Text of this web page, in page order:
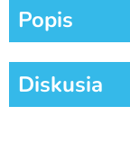
Popis
Diskusia